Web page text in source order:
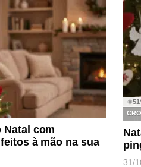
Natal com
à mão na sua
◉51
31/